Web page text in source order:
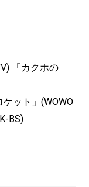
「カクホの
ット」(WOWO
BS)